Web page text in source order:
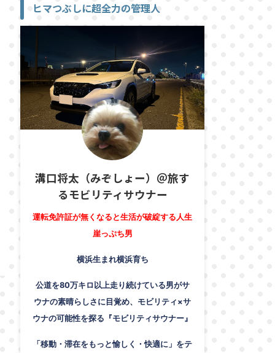
ヒマつぶしに超全力の管理人
溝口将太（みぞしょー）＠旅す
るモビリティサウナー
運転免許証が無くなると生活が破綻する人生
崖っぷち男
横浜生まれ横浜育ち
公道を80万キロ以上走り続けている男がサ
ウナの素晴らしさに目覚め、モビリティ×サ
ウナの可能性を探る『モビリティサウナー』
「移動・滞在をもっと愉しく・快適に」をテ